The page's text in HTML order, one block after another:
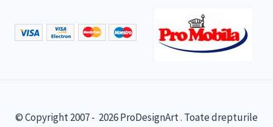
© Copyright 2007 - 2026 ProDesignArt . Toate drepturile